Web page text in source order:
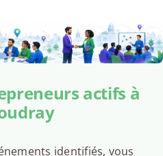
actifs à
identifiés, vous